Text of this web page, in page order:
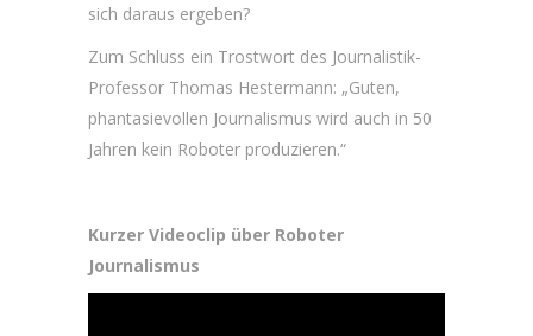
sich daraus ergeben?
Zum Schluss ein Trostwort des Journalistik-
Professor Thomas Hestermann: „Guten,
phantasievollen Journalismus wird auch in 50
Jahren kein Roboter produzieren.“
Kurzer Videoclip über Roboter
Journalismus